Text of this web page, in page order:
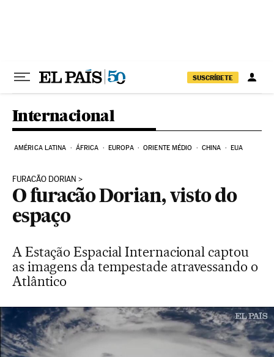
SUSCRÍBETE
Internacional
AMÉRICA LATINA ÁFRICA EUROPA ORIENTE MÉDIO CHINA EUA
FURACÃO DORIAN
O furacão Dorian, visto do
espaço
A Estação Espacial Internacional captou
as imagens da tempestade atravessando o
Atlântico